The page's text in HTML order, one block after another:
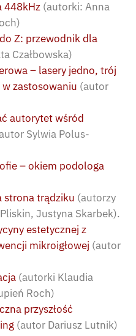
448kHz (autorki: Anna
Z: przewodnik dla
Czałbowska)
– lasery jedno, trój
zastosowaniu (autor
autorytet wśród
Sylwia Polus-
– okiem podologa
strona trądziku (autorzy
Justyna Skarbek).
estetycznej z
mikroigłowej (autor
(autorki Klaudia
Roch)
przyszłość
(autor Dariusz Lutnik)